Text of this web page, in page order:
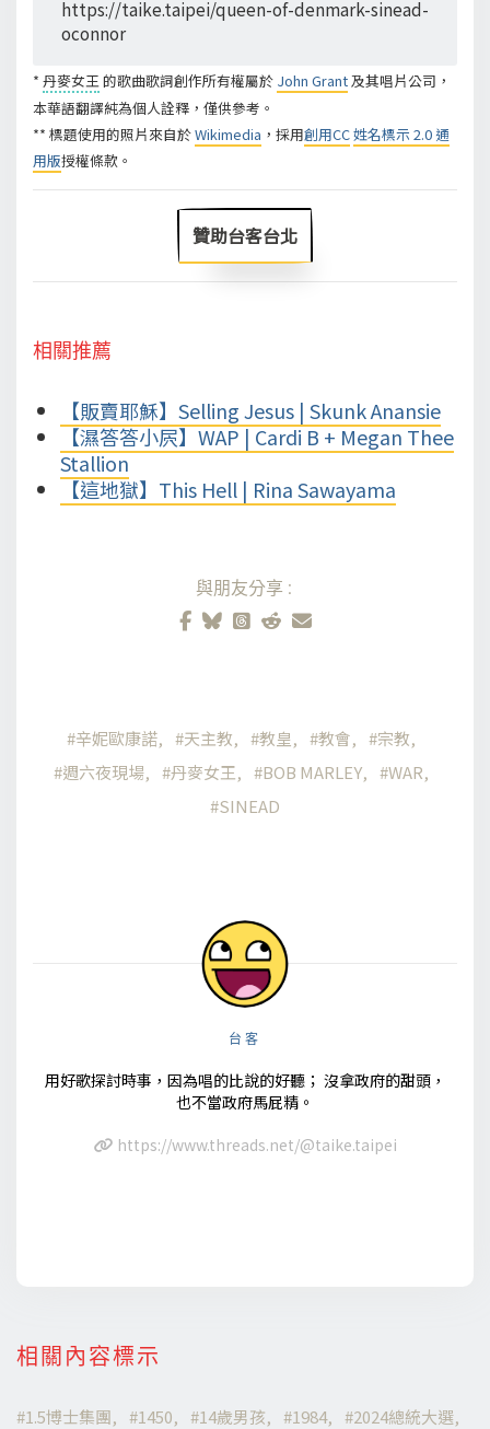
https://taike.taipei/queen-of-denmark-sinead-
oconnor
* 丹麥女王的歌曲歌詞創作所有權屬於 John Grant及其唱片公司，
本華語翻譯純為個人詮釋，僅供參考。
** 標題使用的照片來自於Wikimedia ，採用創用CC姓名標示 2.0 通
用版授權條款。
贊助台客台北
相關推薦
【販賣耶穌】Selling Jesus | Skunk Anansie
【濕答答小屄】WAP | Cardi B + Megan Thee
Stallion
【這地獄】This Hell | Rina Sawayama
與朋友分享:
辛妮歐康諾 天主教 教皇 教會
宗教
週六夜現場
丹麥女王 BOB MARLEY
WAR
SINEAD
台客
用好歌探討時事，因為唱的比說的好聽； 沒拿政府的甜頭，
也不當政府馬屁精。
https://www.threads.net/@taike.taipei
相關內容標示
1.5博士集團 1450 14歲男孩 1984
2024總統大選